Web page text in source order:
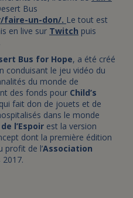
Bus
faire-un-don/. Le tout est
en live sur Twitch puis
Bus for Hope, a été créé
conduisant le jeu vidéo du
du monde de
des fonds pour Child’s
fait don de jouets et de
dans le monde
l’Espoir est la version
dont la première édition
profit de l’Association
2017.